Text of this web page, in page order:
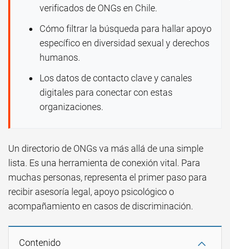
verificados de ONGs en Chile.
Cómo filtrar la búsqueda para hallar apoyo
específico en diversidad sexual y derechos
humanos.
Los datos de contacto clave y canales
digitales para conectar con estas
organizaciones.
Un directorio de ONGs va más allá de una simple
lista. Es una herramienta de conexión vital. Para
muchas personas, representa el primer paso para
recibir asesoría legal, apoyo psicológico o
acompañamiento en casos de discriminación.
Contenido